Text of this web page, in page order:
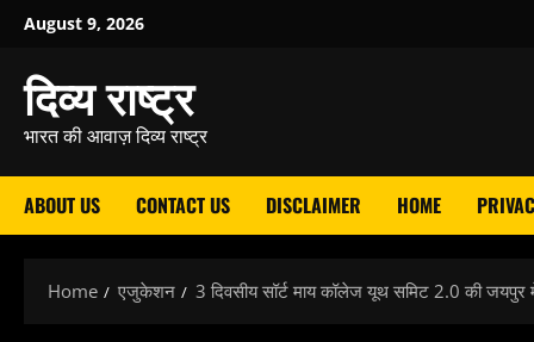
Skip
content
August 9, 2026
दिव्य राष्ट्र
भारत की आवाज़ दिव्य राष्ट्र
ABOUT US CONTACT US DISCLAIMER HOME
Home एजुकेशन 3 दिवसीय सॉर्ट माय कॉलेज यूथ समिट 2.0 की